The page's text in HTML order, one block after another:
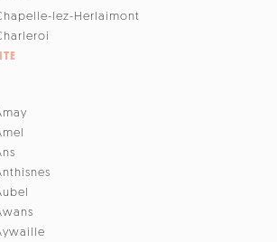
lez-Herlaimont